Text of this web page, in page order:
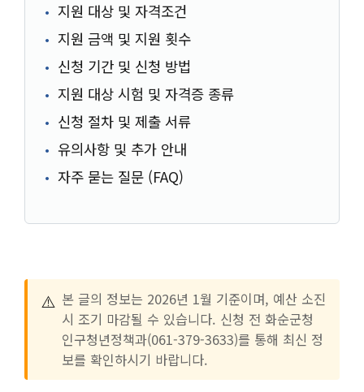
지원 대상 및 자격조건
지원 금액 및 지원 횟수
신청 기간 및 신청 방법
지원 대상 시험 및 자격증 종류
신청 절차 및 제출 서류
유의사항 및 추가 안내
자주 묻는 질문 (FAQ)
⚠️ 본 글의 정보는 2026년 1월 기준이며, 예산 소진
시 조기 마감될 수 있습니다. 신청 전 화순군청
인구청년정책과(061-379-3633)를 통해 최신 정
보를 확인하시기 바랍니다.